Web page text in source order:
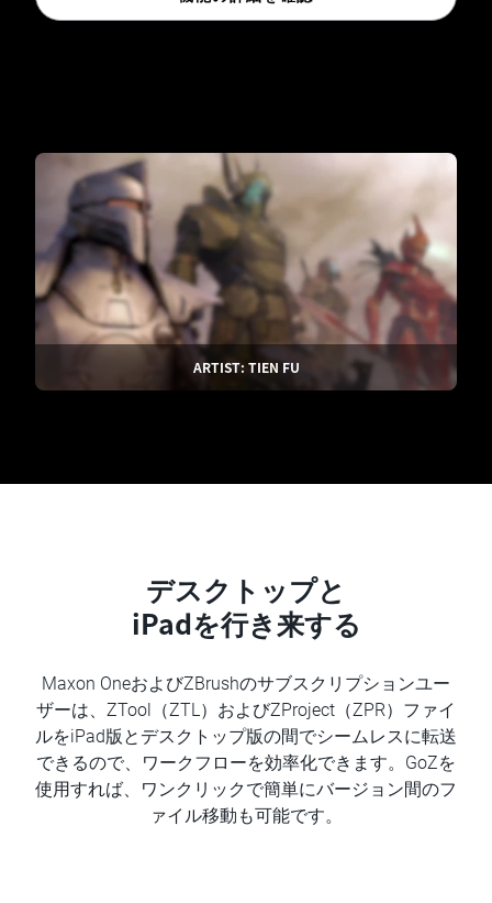
ARTIST: TIEN FU
デスクトップと
iPadを行き来する
Maxon OneおよびZBrushのサブスクリプションユー
ザーは、ZTool（ZTL）およびZProject（ZPR）ファイ
ルをiPad版とデスクトップ版の間でシームレスに転送
できるので、ワークフローを効率化できます。GoZを
使用すれば、ワンクリックで簡単にバージョン間のフ
ァイル移動も可能です。